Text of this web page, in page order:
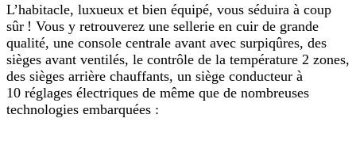
L’habitacle, luxueux et bien équipé, vous séduira à coup
sûr ! Vous y retrouverez une sellerie en cuir de grande
qualité, une console centrale avant avec surpiqûres, des
sièges avant ventilés, le contrôle de la température 2 zones,
des sièges arrière chauffants, un siège conducteur à
10 réglages électriques de même que de nombreuses
technologies embarquées :